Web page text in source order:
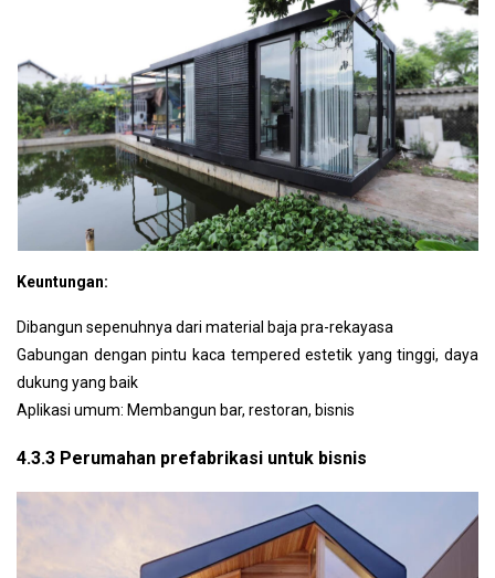
Keuntungan:
Dibangun sepenuhnya dari material baja pra-rekayasa
Gabungan dengan pintu kaca tempered estetik yang tinggi, daya
dukung yang baik
Aplikasi umum: Membangun bar, restoran, bisnis
4.3.3 Perumahan prefabrikasi untuk bisnis